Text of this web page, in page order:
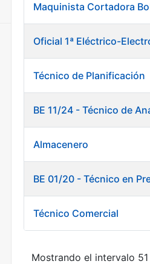
Mostrar/Ocultar
Maquinista Cortadora
Oficial 1ª Eléctrico-
Técnico de Planificación
BE 11/24 - Técnico de
Almacenero
BE 01/20 - Técnico en
Técnico Comercial
Mostrando el intervalo